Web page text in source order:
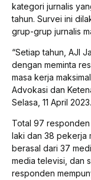
kategori jurnalis
tahun. Survei ini
grup-grup jurnalis
“Setiap tahun, AJI
dengan meminta
masa kerja
Advokasi dan
Selasa, 11 April 2023.
Total 97
laki dan 38 pekerja
berasal dari 37
media televisi, dan
responden